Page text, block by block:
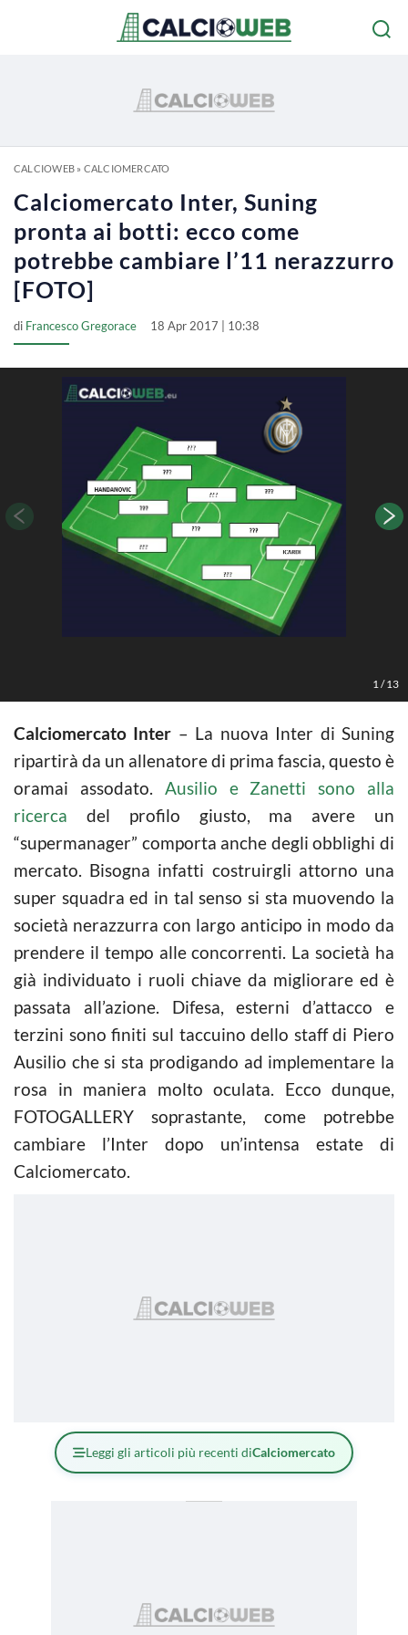
CALCIOWEB» CALCIOMERCATO
Calciomercato Inter, Suning
pronta ai botti: ecco come
potrebbe cambiare l’11 nerazzurro
[FOTO]
di Francesco Gregorace 18 Apr 2017 | 10:38
1 /13
Calciomercato Inter – La nuova Inter di Suning
ripartirà da un allenatore di prima fascia, questo è
oramai assodato. Ausilio e Zanetti sono alla
ricerca del profilo giusto, ma avere un
“supermanager” comporta anche degli obblighi di
mercato. Bisogna infatti costruirgli attorno una
super squadra ed in tal senso si sta muovendo la
società nerazzurra con largo anticipo in modo da
prendere il tempo alle concorrenti. La società ha
già individuato i ruoli chiave da migliorare ed è
passata all’azione. Difesa, esterni d’attacco e
terzini sono finiti sul taccuino dello staff di Piero
Ausilio che si sta prodigando ad implementare la
rosa in maniera molto oculata. Ecco dunque,
FOTOGALLERY soprastante, come potrebbe
cambiare l’Inter dopo un’intensa estate di
Calciomercato.
Leggi gli articoli più recenti diCalciomercato